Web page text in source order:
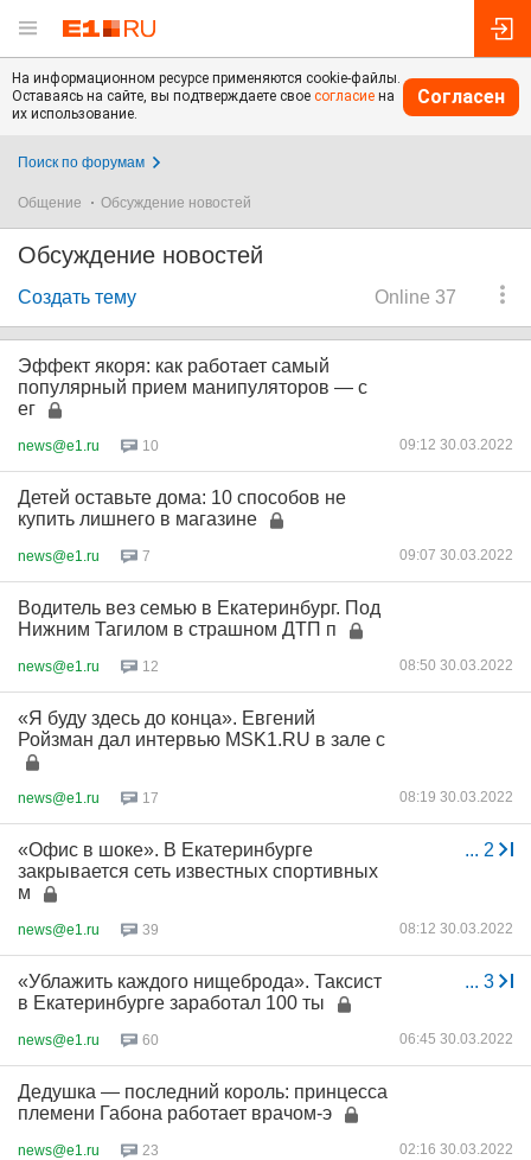
На информационном ресурсе применяются cookie-файлы.
Оставаясь на сайте, вы подтверждаете свое согласие на
их использование.
Согласен
Поиск по форумам
Общение Обсуждение новостей
Обсуждение новостей
Online 37
Создать тему
Эффект якоря: как работает самый
популярный прием манипуляторов — с
ег
news@e1.ru 10 09:12 30.03.2022
Детей оставьте дома: 10 способов не
купить лишнего в магазине
news@e1.ru 7 09:07 30.03.2022
Водитель вез семью в Екатеринбург. Под
Нижним Тагилом в страшном ДТП п
news@e1.ru 12 08:50 30.03.2022
«Я буду здесь до конца». Евгений
Ройзман дал интервью MSK1.RU в зале с
news@e1.ru 17 08:19 30.03.2022
... 2
«Офис в шоке». В Екатеринбурге
закрывается сеть известных спортивных
м
news@e1.ru 39 08:12 30.03.2022
... 3
«Ублажить каждого нищеброда». Таксист
в Екатеринбурге заработал 100 ты
news@e1.ru 60 06:45 30.03.2022
Дедушка — последний король: принцесса
племени Габона работает врачом-э
news@e1.ru 23 02:16 30.03.2022